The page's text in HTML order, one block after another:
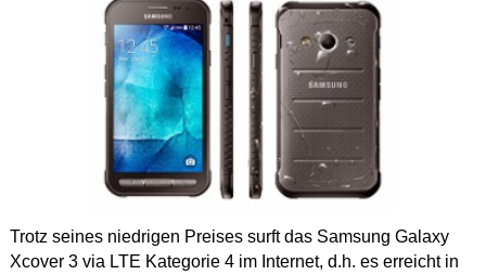
Trotz seines niedrigen Preises surft das Samsung Galaxy
Xcover 3 via LTE Kategorie 4 im Internet, d.h. es erreicht in